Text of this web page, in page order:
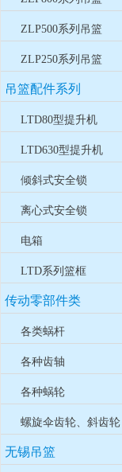
ZLP500系列吊篮
ZLP250系列吊篮
吊篮配件系列
LTD80型提升机
LTD630型提升机
倾斜式安全锁
离心式安全锁
电箱
LTD系列篮框
传动零部件类
各类蜗杆
各种齿轴
各种蜗轮
螺旋伞齿轮、斜齿轮
无锡吊篮